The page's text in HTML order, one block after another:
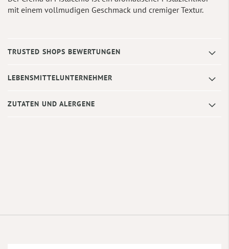
mit einem vollmudigen Geschmack und cremiger Textur.
TRUSTED SHOPS BEWERTUNGEN
LEBENSMITTELUNTERNEHMER
ZUTATEN UND ALERGENE